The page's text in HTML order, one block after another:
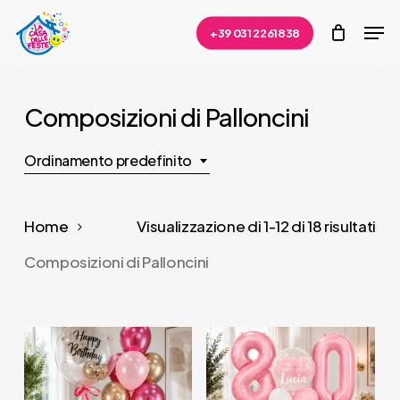
+39 031 2261838
Composizioni di Palloncini
Ordinamento predefinito
Visualizzazione di 1-12 di 18 risultati
Home
Composizioni di Palloncini